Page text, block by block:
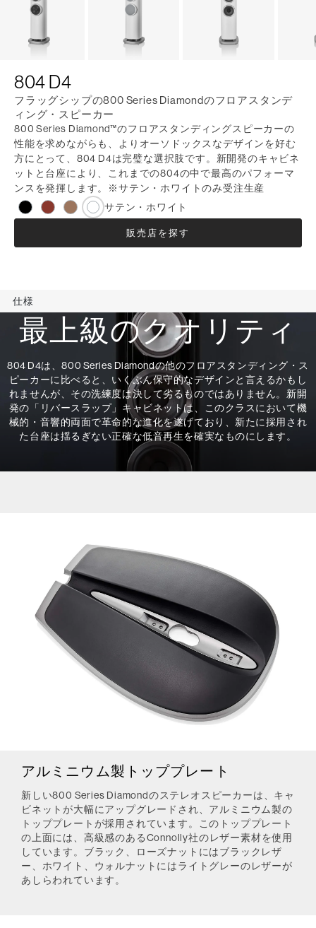
804 D4
フラッグシップの800 Series Diamondのフロアスタンデ
ィング・スピーカー
800 Series Diamond™のフロアスタンディングスピーカーの
性能を求めながらも、よりオーソドックスなデザインを好む
方にとって、804 D4は完璧な選択肢です。新開発のキャビネ
ットと台座により、これまでの804の中で最高のパフォーマ
ンスを発揮します。※サテン・ホワイトのみ受注生産
サテン・ホワイト
販売店を探す
仕様
最上級のクオリティ
804 D4は、800 Series Diamondの他のフロアスタンディング・ス
ピーカーに比べると、いくぶん保守的なデザインと言えるかもし
れませんが、その洗練度は決して劣るものではありません。新開
発の「リバースラップ」キャビネットは、このクラスにおいて機
械的・音響的両面で革命的な進化を遂げており、新たに採用され
た台座は揺るぎない正確な低音再生を確実なものにします。
アルミニウム製トッププレート
新しい800 Series Diamondのステレオスピーカーは、キャ
ビネットが大幅にアップグレードされ、アルミニウム製の
トッププレートが採用されています。このトッププレート
の上面には、高級感のあるConnolly社のレザー素材を使用
しています。ブラック、ローズナットにはブラックレザ
ー、ホワイト、ウォルナットにはライトグレーのレザーが
あしらわれています。